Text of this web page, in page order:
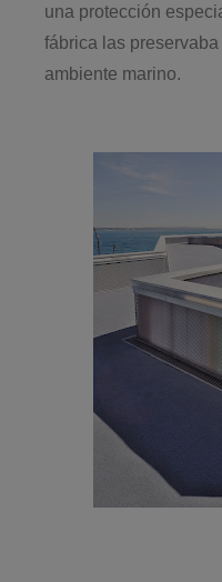
una protección
fábrica las
ambiente marino.